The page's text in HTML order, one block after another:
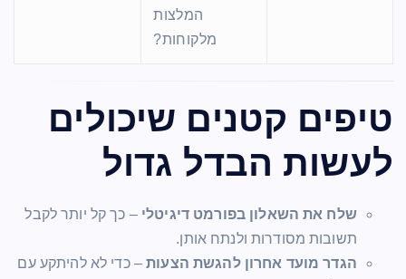
המלצות
מלקוחות?
טיפים קטנים שיכולים
לעשות הבדל גדול
שלח את השאלון בפורמט דיגיטלי – כך קל יותר לקבל
תשובות מסודרות ולנתח אותן.
הגדר מועד אחרון להגשת הצעות– כדי לא להיתקע עם